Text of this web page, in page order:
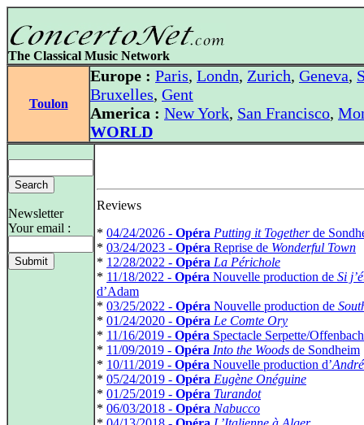
The Classical Music Network
Toulon
Europe : Paris, Londn, Zurich, Geneva,
Bruxelles, Gent
America : New York, San Francisco,
WORLD
Newsletter
Your email :
Reviews
* 04/24/2026 - Opéra Putting it Togetherde
* 03/24/2023 - Opéra Reprise de Wonderful Town
* 12/28/2022 - Opéra La Périchole
* 11/18/2022 - Opéra Nouvelle production de Si
d’Adam
* 03/25/2022 - Opéra Nouvelle production de
* 01/24/2020 - Opéra Le Comte Ory
* 11/16/2019 - Opéra Spectacle Serpette/Offenbach
* 11/09/2019 - Opéra Into the Woods de Sondheim
* 10/11/2019 - Opéra Nouvelle production d’
* 05/24/2019 - Opéra Eugène Onéguine
* 01/25/2019 - Opéra Turandot
* 06/03/2018 - Opéra Nabucco